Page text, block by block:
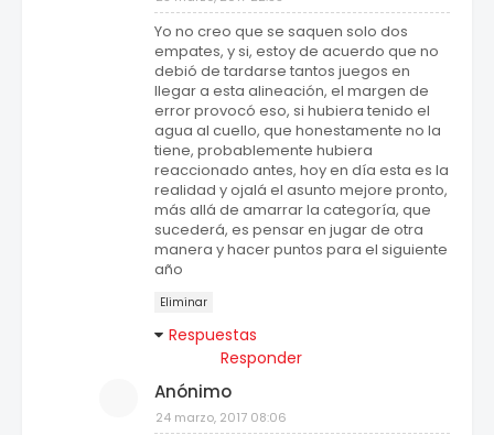
Yo no creo que se saquen solo dos
empates, y si, estoy de acuerdo que no
debió de tardarse tantos juegos en
llegar a esta alineación, el margen de
error provocó eso, si hubiera tenido el
agua al cuello, que honestamente no la
tiene, probablemente hubiera
reaccionado antes, hoy en día esta es la
realidad y ojalá el asunto mejore pronto,
más allá de amarrar la categoría, que
sucederá, es pensar en jugar de otra
manera y hacer puntos para el siguiente
año
Eliminar
Respuestas
Responder
Anónimo
24 marzo, 2017 08:06